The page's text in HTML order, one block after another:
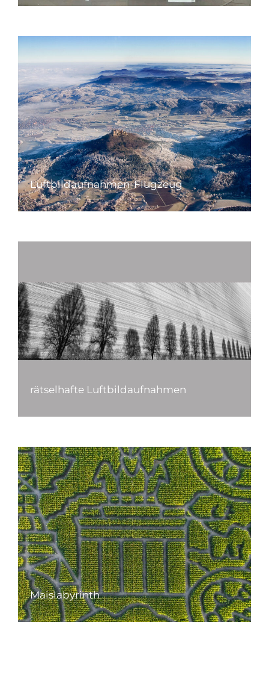
Luftbildaufnahmen-Flugzeug
rätselhafte Luftbildaufnahmen
Maislabyrinth